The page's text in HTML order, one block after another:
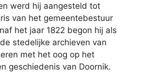
werd hij aangesteld tot
van het gemeentebestuur
het jaar 1822 begon hij als
stedelijke archieven van
met het oog op het
geschiedenis van Doornik.